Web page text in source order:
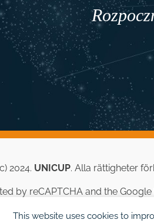
2024. UNICUP. Alla rättigheter
by reCAPTCHA and the Google
This website uses cookies to